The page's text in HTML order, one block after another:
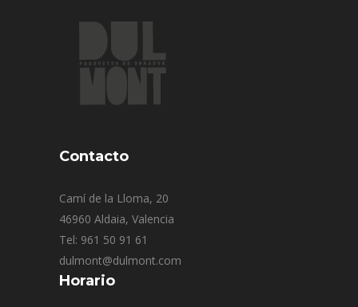
Contacto
Camí de la Lloma, 20
46960 Aldaia, Valencia
Tel: 961 50 91 61
dulmont@dulmont.com
Horario